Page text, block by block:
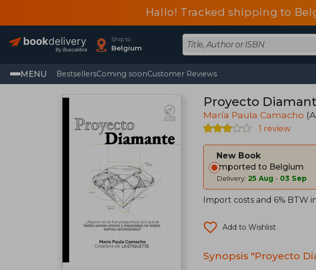
Hallo! Tracked shipping to
Ship to
Belgium
MENU BestsellersComing soonCustomer Reviews
Proyecto
María Paula Camacho
1 review
New Book
Imported to Belgium
Delivery: 25 Aug - 03 Sep
Import costs and 6% BTW
Add to Wishlist
Synopsis "Proyecto